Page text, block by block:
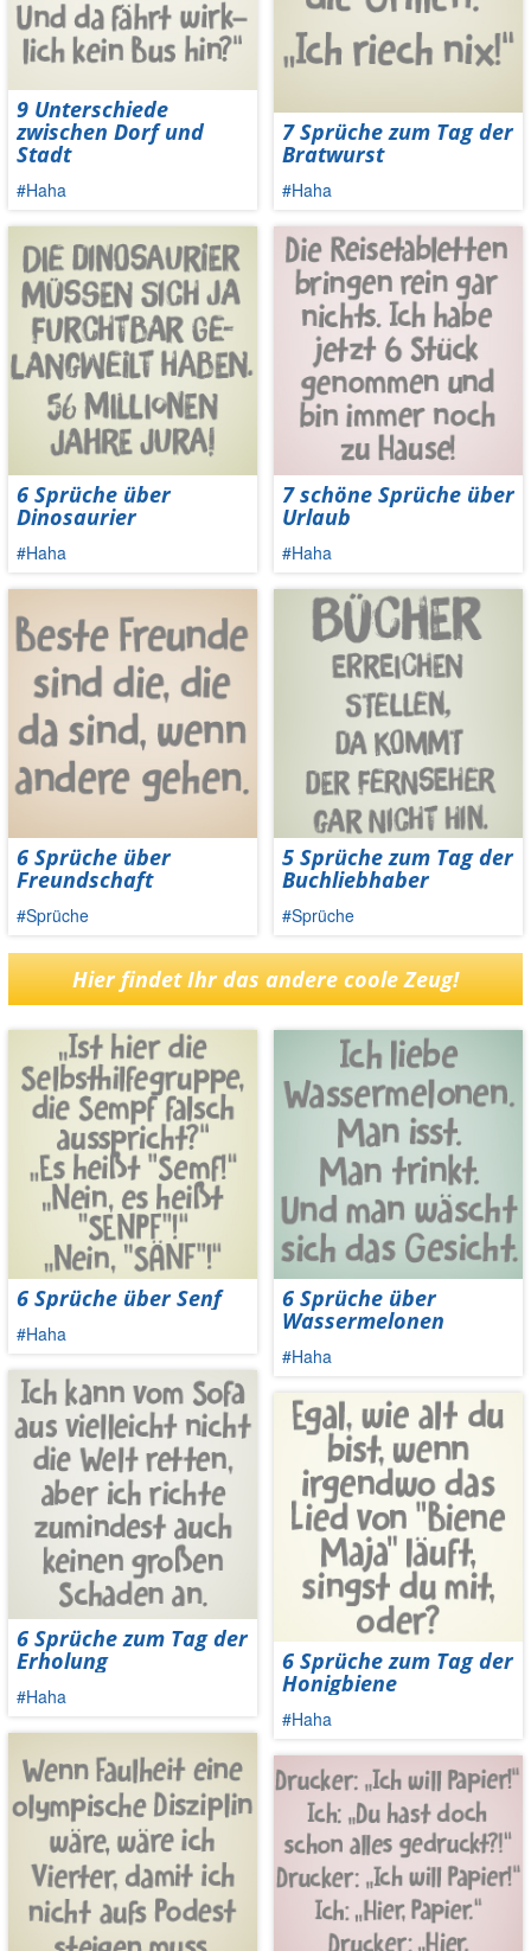
9 Unterschiede
zwischen Dorf und
Stadt
#Haha
6 Sprüche über
Dinosaurier
#Haha
6 Sprüche über
Freundschaft
#Sprüche
7 Sprüche zum Tag der
Bratwurst
#Haha
7 schöne Sprüche über
Urlaub
#Haha
5 Sprüche zum Tag der
Buchliebhaber
#Sprüche
Hier findet Ihr das andere coole Zeug!
6 Sprüche über Senf
#Haha
6 Sprüche zum Tag der
Erholung
#Haha
6 Sprüche über
Wassermelonen
#Haha
6 Sprüche zum Tag der
Honigbiene
#Haha